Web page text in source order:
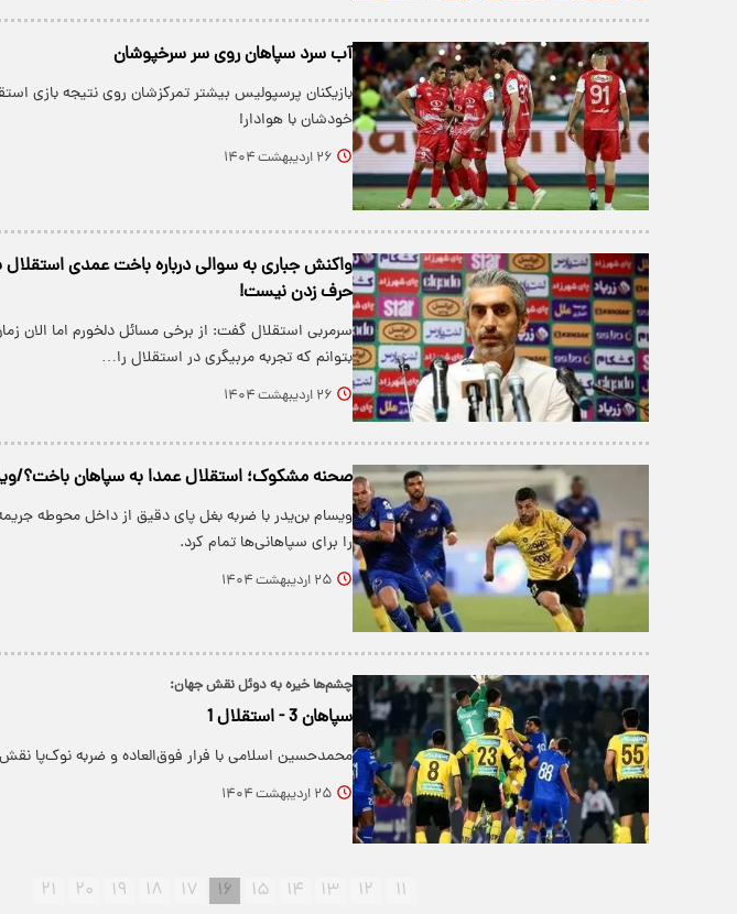
آب سرد سپاهان روی سر سرخپوشان
بازیکنان پرسپولیس بیشتر تمرکزشان روی نتیجه بازی
خودشان با هوادار!
۲۶ اردیبهشت ۱۴۰۴
واکنش جباری به سوالی درباره باخت عمدی استقلال
حرف زدن نیست!
سرمربی استقلال گفت: از برخی مسائل دلخورم اما الان
بتوانم که تجربه مربیگری در استقلال را…
۲۶ اردیبهشت ۱۴۰۴
صحنه مشکوک؛ استقلال عمدا به سپاهان باخت؟/
ویسام بن‌یدر با ضربه بغل پای دقیق از داخل محوطه
را برای سپاهانی‌ها تمام کرد.
۲۵ اردیبهشت ۱۴۰۴
چشم‌ها خیره به دوئل نقش جهان:
سپاهان 3 - استقلال 1
محمدحسین اسلامی با فرار فوق‌العاده و ضربه نوک‌پا
۲۵ اردیبهشت ۱۴۰۴
۱۱ ۱۲ ۱۳ ۱۴ ۱۵ ۱۶ ۱۷ ۱۸ ۱۹ ۲۰ ۲۱